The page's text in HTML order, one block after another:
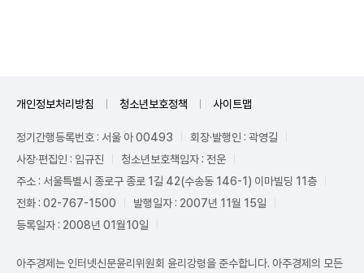
개인정보처리방침 청소년보호정책 사이트맵
정기간행등록번호 : 서울 아 00493
회장·발행인 : 곽영길
사장·편집인 : 임규진
청소년보호책임자 : 전운
주소 : 서울특별시 종로구 종로 1길 42(수송동 146-1) 이마빌딩 11층
전화 : 02-767-1500
발행일자 : 2007년 11월 15일
등록일자 : 2008년 01월10일
아주경제는 인터넷신문윤리위원회 윤리강령을 준수합니다. 아주경제의 모든